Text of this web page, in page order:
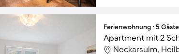
Ferienwohnung ∙ 5
Apartment mit 2
Neckarsulm,